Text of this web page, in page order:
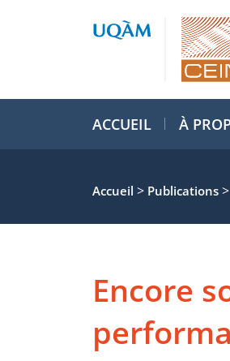
ACCUEIL À
Accueil > Publications >
Encore